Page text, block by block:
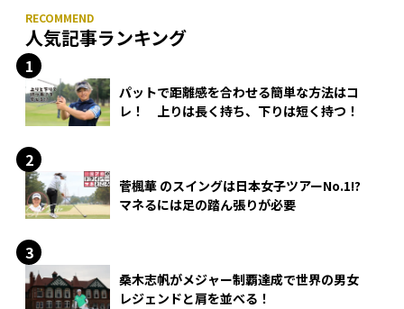
人気記事ランキング
パットで距離感を合わせる簡単な方法はコ
レ！ 上りは長く持ち、下りは短く持つ！
菅楓華 のスイングは日本女子ツアーNo.1!?
マネるには足の踏ん張りが必要
桑木志帆がメジャー制覇達成で世界の男女
レジェンドと肩を並べる！